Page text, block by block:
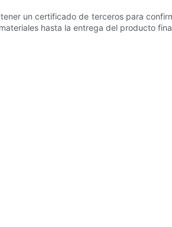
un certificado de terceros para
hasta la entrega del producto